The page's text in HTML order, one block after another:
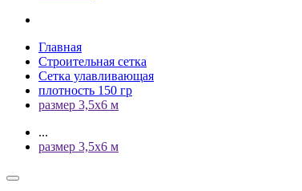
Главная
Строительная сетка
Сетка улавливающая
плотность 150 гр
размер 3,5х6 м
...
размер 3,5х6 м